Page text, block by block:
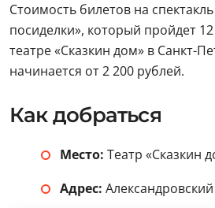
Стоимость билетов на
посиделки», который пройдет
театре «Сказкин дом» в Санкт-
начинается от 2 200 рублей.
Как добраться
Место: Театр «Сказкин
Адрес: